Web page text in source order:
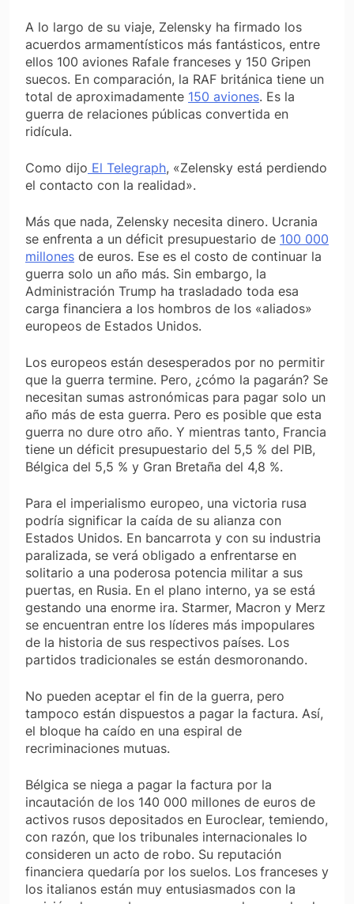
A lo largo de su viaje, Zelensky ha firmado los
acuerdos armamentísticos más fantásticos, entre
ellos 100 aviones Rafale franceses y 150 Gripen
suecos. En comparación, la RAF británica tiene un
total de aproximadamente 150 aviones. Es la
guerra de relaciones públicas convertida en
ridícula.
Como dijo El Telegraph, «Zelensky está perdiendo
el contacto con la realidad».
Más que nada, Zelensky necesita dinero. Ucrania
se enfrenta a un déficit presupuestario de 100 000
millones de euros. Ese es el costo de continuar la
guerra solo un año más. Sin embargo, la
Administración Trump ha trasladado toda esa
carga financiera a los hombros de los «aliados»
europeos de Estados Unidos.
Los europeos están desesperados por no permitir
que la guerra termine. Pero, ¿cómo la pagarán? Se
necesitan sumas astronómicas para pagar solo un
año más de esta guerra. Pero es posible que esta
guerra no dure otro año. Y mientras tanto, Francia
tiene un déficit presupuestario del 5,5 % del PIB,
Bélgica del 5,5 % y Gran Bretaña del 4,8 %.
Para el imperialismo europeo, una victoria rusa
podría significar la caída de su alianza con
Estados Unidos. En bancarrota y con su industria
paralizada, se verá obligado a enfrentarse en
solitario a una poderosa potencia militar a sus
puertas, en Rusia. En el plano interno, ya se está
gestando una enorme ira. Starmer, Macron y Merz
se encuentran entre los líderes más impopulares
de la historia de sus respectivos países. Los
partidos tradicionales se están desmoronando.
No pueden aceptar el fin de la guerra, pero
tampoco están dispuestos a pagar la factura. Así,
el bloque ha caído en una espiral de
recriminaciones mutuas.
Bélgica se niega a pagar la factura por la
incautación de los 140 000 millones de euros de
activos rusos depositados en Euroclear, temiendo,
con razón, que los tribunales internacionales lo
consideren un acto de robo. Su reputación
financiera quedaría por los suelos. Los franceses y
los italianos están muy entusiasmados con la